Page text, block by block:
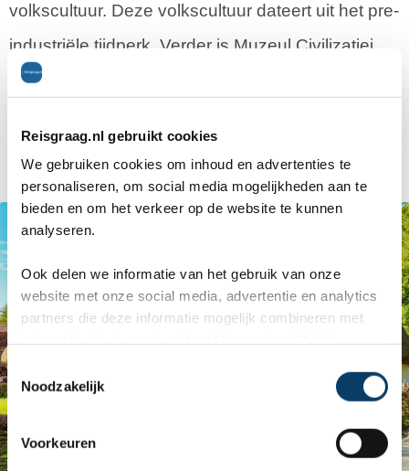
Reisgraag.nl gebruikt cookies
We gebruiken cookies om inhoud en advertenties te
personaliseren, om social media mogelijkheden aan te
bieden en om het verkeer op de website te kunnen
analyseren.
Ook delen we informatie van het gebruik van onze
website met onze social media, advertentie en analytics
partners die deze informatie mogelijk combineren met
C
o
n
s
e
Noodzakelijk
Voorkeuren
volkscultuur. Deze volkscultuur dateert uit het pre-
industriële tijdperk. Verder is Muzeul Civilizaţiei
Populare Tradiţionale ‘ASTRA’ het grootste
grootste in Centraal- en Oost-Europa.